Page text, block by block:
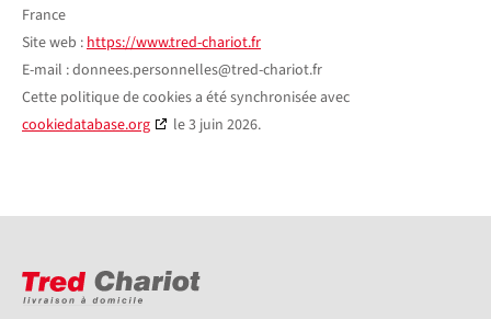
France
Site web : https://www.tred-chariot.fr
E-mail :donnees.personnelles@tred-chariot.fr
Cette politique de cookies a été synchronisée avec
cookiedatabase.org
le 3 juin 2026.